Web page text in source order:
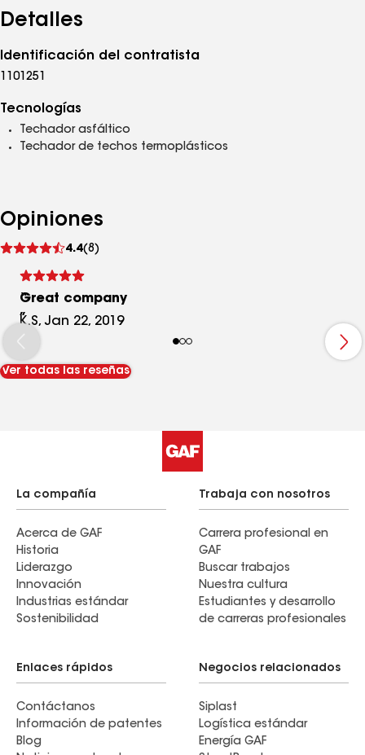
Detalles
Identificación del contratista
1101251
Tecnologías
Techador asfáltico
Techador de techos termoplásticos
Opiniones
4.4(8)
comentarios
Great company
K.S, Jan 22, 2019
Ver todas las reseñas
La compañía
Acerca de GAF
Historia
Liderazgo
Innovación
Industrias estándar
Sostenibilidad
Trabaja con nosotros
Carrera profesional en
GAF
Buscar trabajos
Nuestra cultura
Estudiantes y desarrollo
de carreras profesionales
Enlaces rápidos
Contáctanos
Información de patentes
Blog
Negocios relacionados
Siplast
Logística estándar
Energía GAF